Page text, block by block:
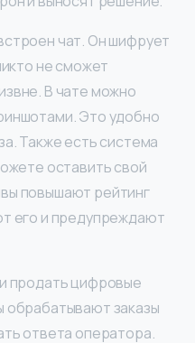
чат. Он шифрует
не сможет
В чате можно
Это удобно
Также есть система
оставить свой
повышают рейтинг
его и предупреждают
продать цифровые
обрабатывают заказы
ответа оператора.